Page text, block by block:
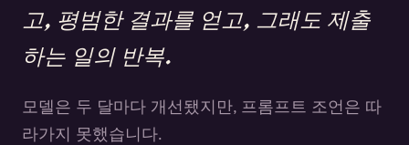
고, 평범한 결과를 얻고, 그래도 제출
하는 일의 반복.
모델은 두 달마다 개선됐지만, 프롬프트 조언은 따
라가지 못했습니다.